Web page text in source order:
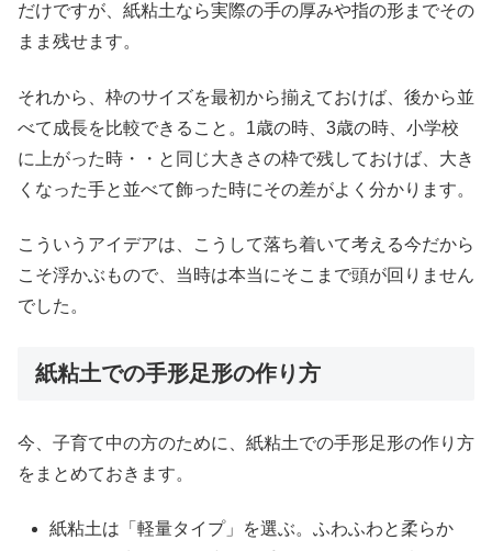
だけですが、紙粘土なら実際の手の厚みや指の形までその
まま残せます。
それから、枠のサイズを最初から揃えておけば、後から並
べて成長を比較できること。1歳の時、3歳の時、小学校
に上がった時・・と同じ大きさの枠で残しておけば、大き
くなった手と並べて飾った時にその差がよく分かります。
こういうアイデアは、こうして落ち着いて考える今だから
こそ浮かぶもので、当時は本当にそこまで頭が回りません
でした。
紙粘土での手形足形の作り方
今、子育て中の方のために、紙粘土での手形足形の作り方
をまとめておきます。
紙粘土は「軽量タイプ」を選ぶ。ふわふわと柔らか